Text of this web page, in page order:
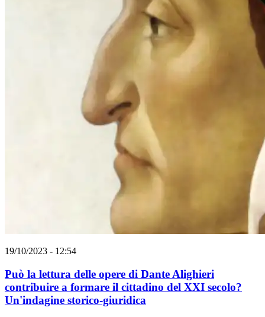
19/10/2023 - 12:54
Può la lettura delle opere di Dante Alighieri
contribuire a formare il cittadino del XXI secolo?
Un'indagine storico-giuridica